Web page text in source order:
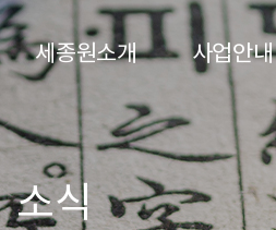
세종원소개 사업안내
소식